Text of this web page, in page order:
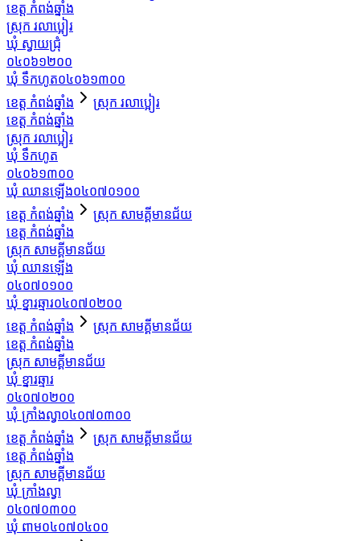
ខេត្ត កំពង់ឆ្នាំង
ស្រុក រលាប្អៀរ
ឃុំ ស្វាយជ្រុំ
០៤០៦១២០០
ឃុំ ទឹកហូត០៤០៦១៣០០
ខេត្ត កំពង់ឆ្នាំង
ស្រុក រលាប្អៀរ
ខេត្ត កំពង់ឆ្នាំង
ស្រុក រលាប្អៀរ
ឃុំ ទឹកហូត
០៤០៦១៣០០
ឃុំ ឈានឡើង០៤០៧០១០០
ខេត្ត កំពង់ឆ្នាំង
ស្រុក សាមគ្គីមានជ័យ
ខេត្ត កំពង់ឆ្នាំង
ស្រុក សាមគ្គីមានជ័យ
ឃុំ ឈានឡើង
០៤០៧០១០០
ឃុំ ខ្នារឆ្មារ០៤០៧០២០០
ខេត្ត កំពង់ឆ្នាំង
ស្រុក សាមគ្គីមានជ័យ
ខេត្ត កំពង់ឆ្នាំង
ស្រុក សាមគ្គីមានជ័យ
ឃុំ ខ្នារឆ្មារ
០៤០៧០២០០
ឃុំ ក្រាំងល្វា០៤០៧០៣០០
ខេត្ត កំពង់ឆ្នាំង
ស្រុក សាមគ្គីមានជ័យ
ខេត្ត កំពង់ឆ្នាំង
ស្រុក សាមគ្គីមានជ័យ
ឃុំ ក្រាំងល្វា
០៤០៧០៣០០
ឃុំ ពាម០៤០៧០៤០០